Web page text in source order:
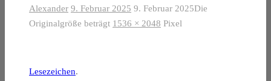
Alexander 9. Februar 2025 9. Februar 2025Die
Originalgröße beträgt 1536 × 2048 Pixel
Lesezeichen.